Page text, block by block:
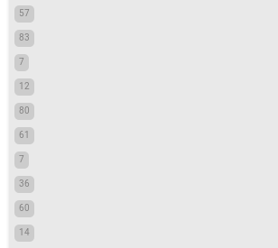
57
83
7
12
80
61
7
36
60
14